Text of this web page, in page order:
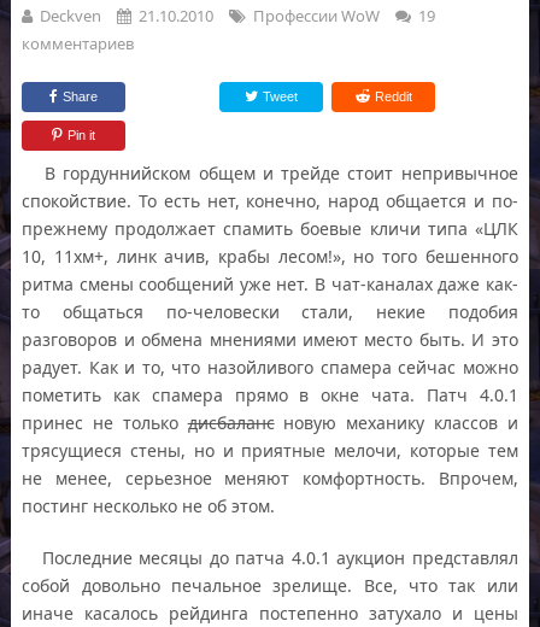
Deckven 21.10.2010 Профессии WoW
19
комментариев
Share Tweet Reddit
Pin it
В гордуннийском общем и трейде стоит непривычное
спокойствие. То есть нет, конечно, народ общается и по-
прежнему продолжает спамить боевые кличи типа «ЦЛК
10, 11хм+, линк ачив, крабы лесом!», но того бешенного
ритма смены сообщений уже нет. В чат-каналах даже как-
то общаться по-человески стали, некие подобия
разговоров и обмена мнениями имеют место быть. И это
радует. Как и то, что назойливого спамера сейчас можно
пометить как спамера прямо в окне чата. Патч 4.0.1
принес не толькодисбалансновую механику классов и
трясущиеся стены, но и приятные мелочи, которые тем
не менее, серьезное меняют комфортность. Впрочем,
постинг несколько не об этом.
Последние месяцы до патча 4.0.1 аукцион представлял
собой довольно печальное зрелище. Все, что так или
иначе касалось рейдинга постепенно затухало и цены